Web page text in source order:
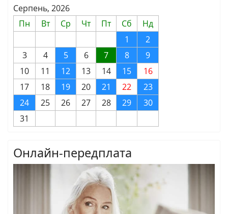
Серпень, 2026
Пн
Вт Ср Чт Пт Сб
Нд
1
2
3
4 5 6 7 8
9
10
11 12 13 14 15
16
17
18 19 20 21 22
23
24
25 26 27 28 29
30
31
Онлайн-передплата